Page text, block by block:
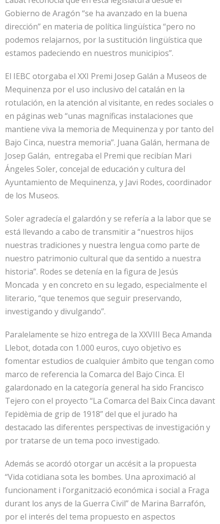
Gobierno de Aragón “se ha avanzado en la buena
dirección” en materia de política lingüística “pero no
podemos relajarnos, por la sustitución lingüística que
estamos padeciendo en nuestros municipios”.
El IEBC otorgaba el XXI Premi Josep Galán a Museos de
Mequinenza por el uso inclusivo del catalán en la
rotulación, en la atención al visitante, en redes sociales o
en páginas web “unas magníficas instalaciones que
mantiene viva la memoria de Mequinenza y por tanto del
Bajo Cinca, nuestra memoria”. Juana Galán, hermana de
Josep Galán, entregaba el Premi que recibían Mari
Ángeles Soler, concejal de educación y cultura del
Ayuntamiento de Mequinenza, y Javi Rodes, coordinador
de los Museos.
Soler agradecía el galardón y se refería a la labor que se
está llevando a cabo de transmitir a “nuestros hijos
nuestras tradiciones y nuestra lengua como parte de
nuestro patrimonio cultural que da sentido a nuestra
historia”. Rodes se detenía en la figura de Jesús
Moncada y en concreto en su legado, especialmente el
literario, “que tenemos que seguir preservando,
investigando y divulgando”.
Paralelamente se hizo entrega de la XXVIII Beca Amanda
Llebot, dotada con 1.000 euros, cuyo objetivo es
fomentar estudios de cualquier ámbito que tengan como
marco de referencia la Comarca del Bajo Cinca. El
galardonado en la categoría general ha sido Francisco
Tejero con el proyecto “La Comarca del Baix Cinca davant
l’epidèmia de grip de 1918” del que el jurado ha
destacado las diferentes perspectivas de investigación y
por tratarse de un tema poco investigado.
Además se acordó otorgar un accésit a la propuesta
“Vida cotidiana sota les bombes. Una aproximació al
funcionament i l’organització económica i social a Fraga
durant los anys de la Guerra Civil” de Marina Barrafón,
por el interés del tema propuesto en aspectos